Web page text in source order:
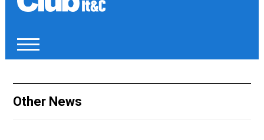
Other News